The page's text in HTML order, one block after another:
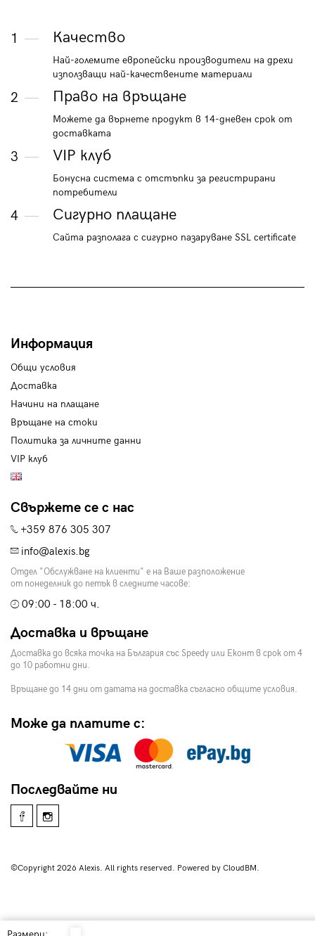
1 Качество
Най-големите европейски производители на дрехи
използващи най-качествените материали
2 Право на връщане
Можете да върнете продукт в 14-дневен срок от
доставката
3 VIP клуб
Бонусна система с отстъпки за регистрирани
потребители
4 Сигурно плащане
Сайта разполага с сигурно пазаруване SSL certificate
Информация
Общи условия
Доставка
Начини на плащане
Връщане на стоки
Политика за личните данни
VIP клуб
Свържете се с нас
+359 876 305 307
info@alexis.bg
Отдел "Обслужване на клиенти" е на Ваше разположение
от понеделник до петък в следните часове:
09:00 - 18:00 ч.
Доставка и връщане
Доставка до всяка точка на България със Speedy или Еконт в срок от 4
до 10 работни дни.
Връщане до 14 дни от датата на доставка съгласно общите условия.
Може да платите с:
Последвайте ни
©Copyright 2026 Alexis. All rights reserved. Powered by CloudBM.